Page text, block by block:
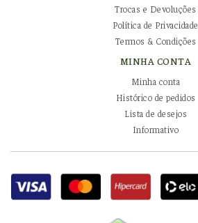
Trocas e Devoluções
Política de Privacidade
Termos & Condições
MINHA CONTA
Minha conta
Histórico de pedidos
Lista de desejos
Informativo